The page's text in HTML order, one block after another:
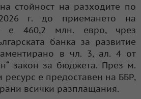
стойност на разходите по
г. до приемането на
е 460,2 млн. евро, чрез
банка за развитие
в чл. 3, ал. 4 от
закон за бюджета. През м.
ресурс е предоставен на ББР,
всички разплащания.